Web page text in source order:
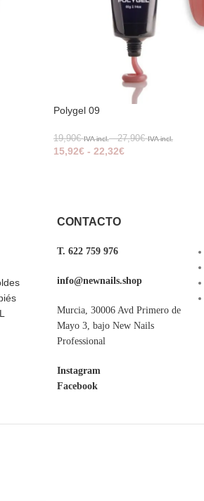
Polygel 09
19,90€ IVA incl. - 27,90€ IVA incl.
15,92€ - 22,32€
CONTACTO
T. 622 759 976
info@newnails.shop
Murcia, 30006 Avd Primero de
Mayo 3, bajo New Nails
Professional
Instagram
Facebook